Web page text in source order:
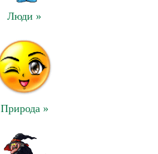
Люди »
Природа »